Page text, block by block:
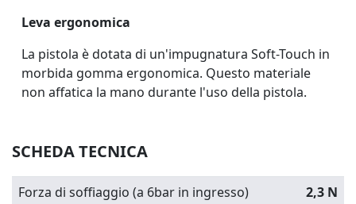
Leva ergonomica
La pistola è dotata di un'impugnatura Soft-Touch in
morbida gomma ergonomica. Questo materiale
non affatica la mano durante l'uso della pistola.
SCHEDA TECNICA
Forza di soffiaggio (a 6bar in ingresso)
2,3 N